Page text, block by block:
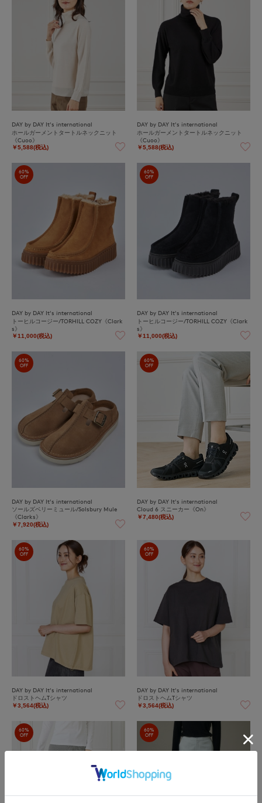
DAY by DAY It's international
ホールガーメントタートルネックニット
《Cuoo》
￥5,588(税込)
DAY by DAY It's international
ホールガーメントタートルネックニット
《Cuoo》
￥5,588(税込)
60%
OFF
DAY by DAY It's international
トーヒルコージー/TORHILL COZY《Clark
s》
￥11,000(税込)
60%
OFF
DAY by DAY It's international
トーヒルコージー/TORHILL COZY《Clark
s》
￥11,000(税込)
60%
OFF
DAY by DAY It's international
ソールズベリーミュール/Solsbury Mule
《Clarks》
￥7,920(税込)
60%
OFF
DAY by DAY It's international
Cloud 6 スニーカー《On》
￥7,480(税込)
60%
OFF
DAY by DAY It's international
ドロストヘムTシャツ
￥3,564(税込)
60%
OFF
DAY by DAY It's international
ドロストヘムTシャツ
￥3,564(税込)
60%
OFF
60%
OFF